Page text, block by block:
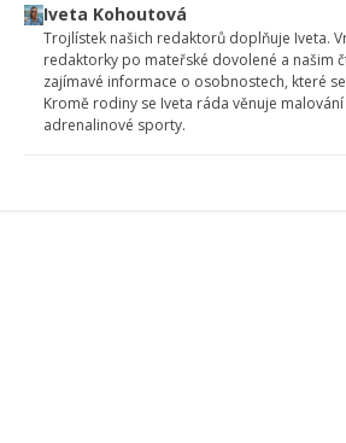
Iveta Kohoutová
Trojlístek našich redaktorů doplňuje Iveta.
redaktorky po mateřské dovolené a našim
zajímavé informace o osobnostech, které
Kromě rodiny se Iveta ráda věnuje
adrenalinové sporty.